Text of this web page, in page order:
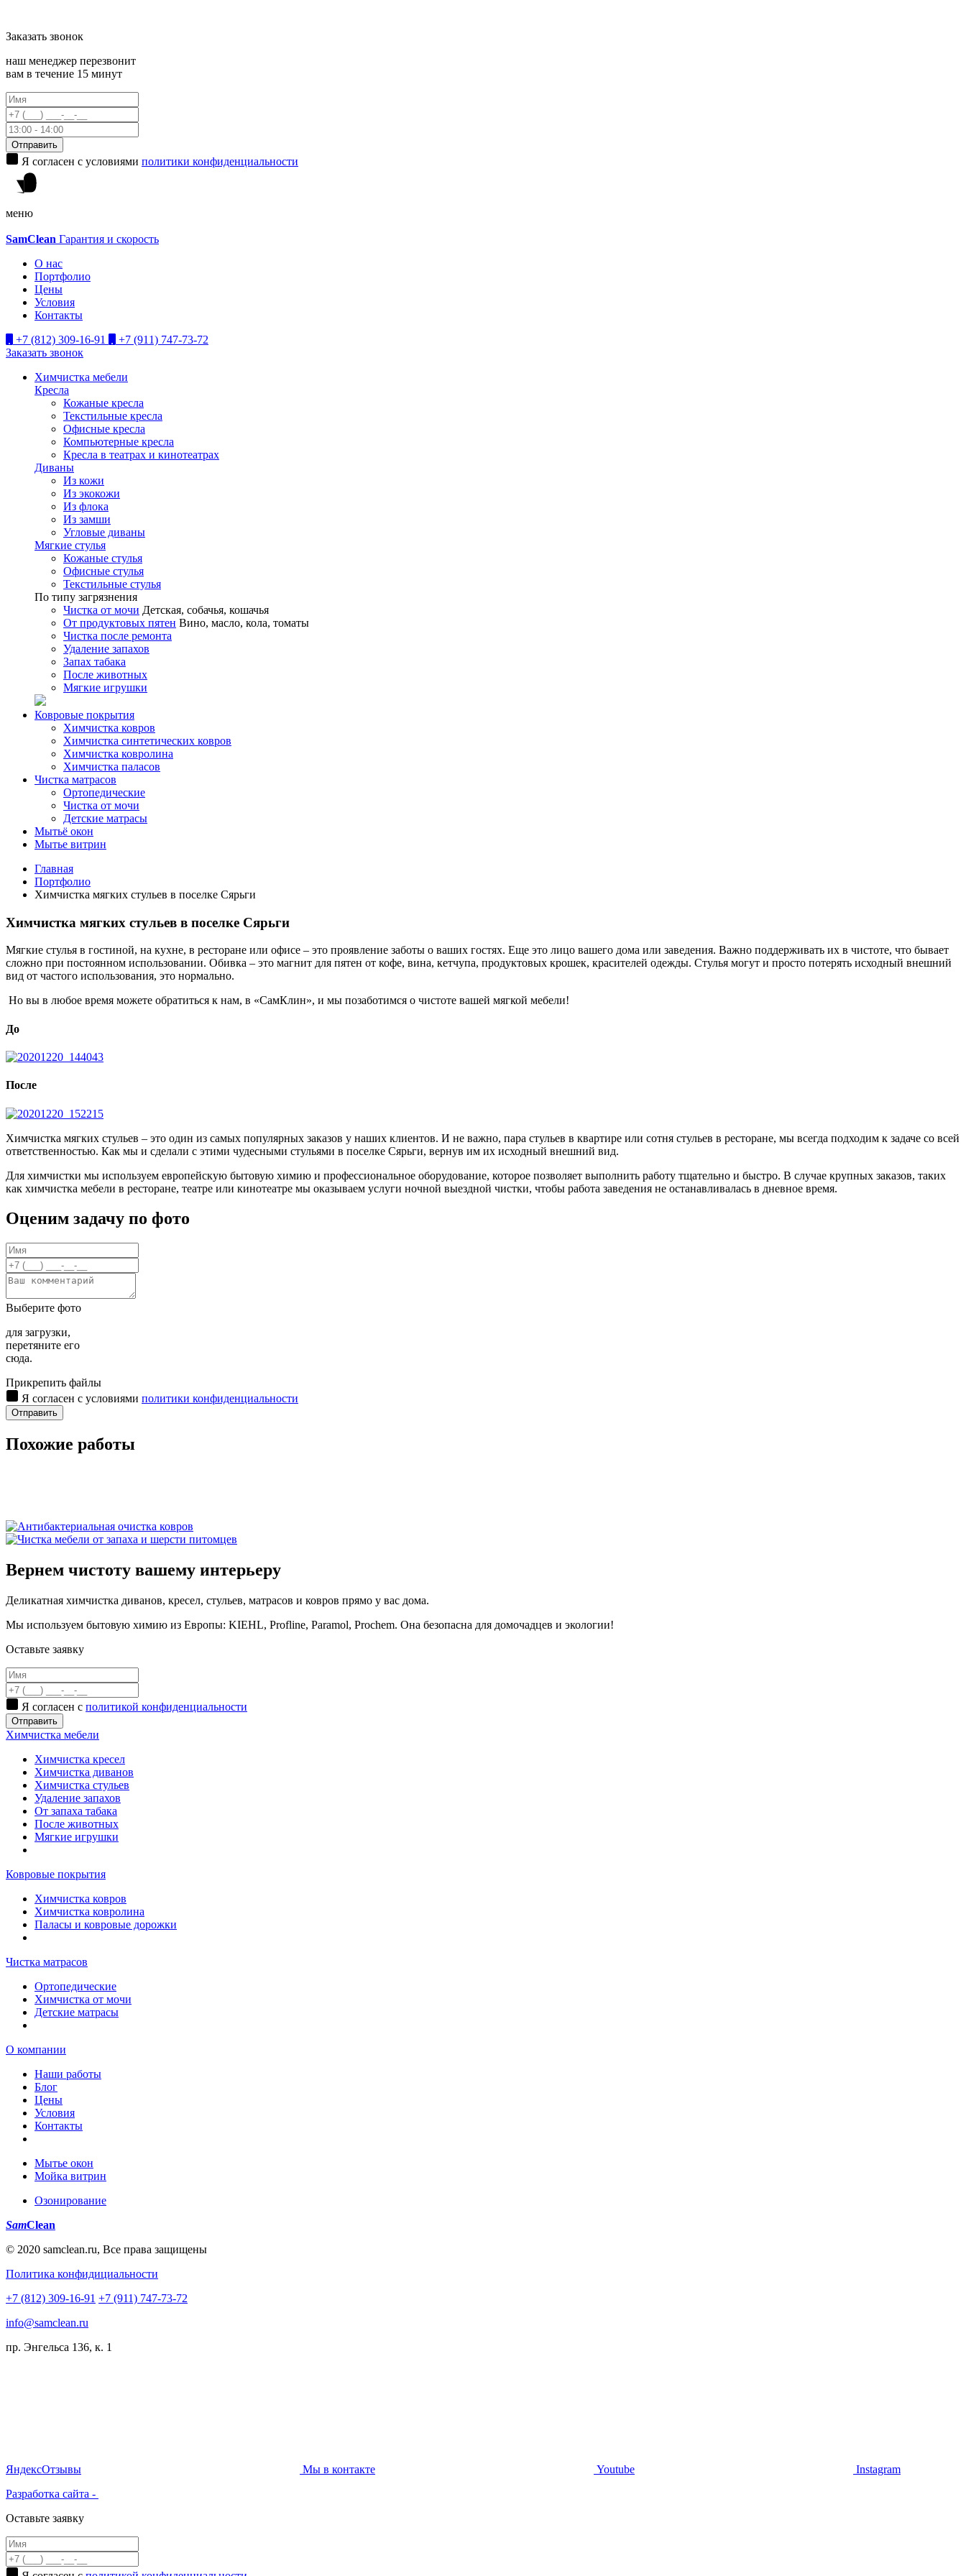
Заказать звонок
наш менеджер перезвонит
вам в течение 15 минут
Отправить
Я согласен с условиями политики конфиденциальности
меню
SamClean Гарантия и скорость
О нас
Портфолио
Цены
Условия
Контакты
+7 (812) 309-16-91
+7 (911) 747-73-72
Заказать звонок
Химчистка мебели
Кресла
Кожаные кресла
Текстильные кресла
Офисные кресла
Компьютерные кресла
Кресла в театрах и кинотеатрах
Диваны
Из кожи
Из экокожи
Из флока
Из замши
Угловые диваны
Мягкие стулья
Кожаные стулья
Офисные стулья
Текстильные стулья
По типу загрязнения
Чистка от мочи Детская, собачья, кошачья
От продуктовых пятен Вино, масло, кола, томаты
Чистка после ремонта
Удаление запахов
Запах табака
После животных
Мягкие игрушки
Ковровые покрытия
Химчистка ковров
Химчистка синтетических ковров
Химчистка ковролина
Химчистка паласов
Чистка матрасов
Ортопедические
Чистка от мочи
Детские матрасы
Мытьё окон
Мытье витрин
Главная
Портфолио
Химчистка мягких стульев в поселке Сярьги
Химчистка мягких стульев в поселке Сярьги
Мягкие стулья в гостиной, на кухне, в ресторане или офисе – это проявление заботы о ваших гостях. Еще это лицо вашего дома или заведения. Важно поддерживать их в чистоте, что бывает
сложно при постоянном использовании. Обивка – это магнит для пятен от кофе, вина, кетчупа, продуктовых крошек, красителей одежды. Стулья могут и просто потерять исходный внешний
вид от частого использования, это нормально.
Но вы в любое время можете обратиться к нам, в «СамКлин», и мы позаботимся о чистоте вашей мягкой мебели!
До
После
Химчистка мягких стульев – это один из самых популярных заказов у наших клиентов. И не важно, пара стульев в квартире или сотня стульев в ресторане, мы всегда подходим к задаче со всей
ответственностью. Как мы и сделали с этими чудесными стульями в поселке Сярьги, вернув им их исходный внешний вид.
Для химчистки мы используем европейскую бытовую химию и профессиональное оборудование, которое позволяет выполнить работу тщательно и быстро. В случае крупных заказов, таких
как химчистка мебели в ресторане, театре или кинотеатре мы оказываем услуги ночной выездной чистки, чтобы работа заведения не останавливалась в дневное время.
Оценим задачу по фото
Выберите фото
для загрузки,
перетяните его
сюда.
Прикрепить файлы
Я согласен с условиями политики конфиденциальности
Отправить
Похожие работы
Вернем чистоту вашему интерьеру
Деликатная химчистка диванов, кресел, стульев, матрасов и ковров прямо у вас дома.
Мы используем бытовую химию из Европы: KIEHL, Proflinе, Paramol, Prochem. Она безопасна для домочадцев и экологии!
Оставьте заявку
Я согласен с политикой конфиденциальности
Отправить
Химчистка мебели
Химчистка кресел
Химчистка диванов
Химчистка стульев
Удаление запахов
От запаха табака
После животных
Мягкие игрушки
Ковровые покрытия
Химчистка ковров
Химчистка ковролина
Паласы и ковровые дорожки
Чистка матрасов
Ортопедические
Химчистка от мочи
Детские матрасы
О компании
Наши работы
Блог
Цены
Условия
Контакты
Мытье окон
Мойка витрин
Озонирование
SamClean
© 2020 samclean.ru, Все права защищены
Политика конфидициальности
+7 (812) 309-16-91 +7 (911) 747-73-72
info@samclean.ru
пр. Энгельса 136, к. 1
ЯндексОтзывы Мы в контакте Youtube
Instagram
Разработка сайта -
Оставьте заявку